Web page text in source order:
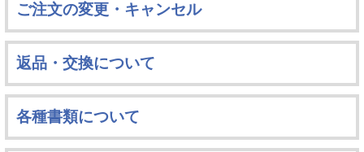
ご注文の変更・キャンセル
返品・交換について
各種書類について